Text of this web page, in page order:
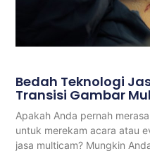
Bedah Teknologi
Transisi Gambar
Apakah Anda pernah
untuk merekam acara atau
jasa multicam? Mungkin